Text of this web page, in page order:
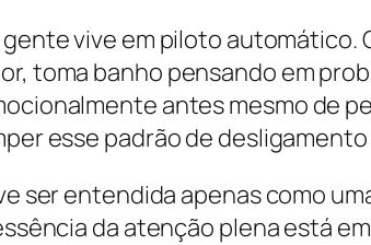
vive em piloto automático.
toma banho pensando em
antes mesmo de
esse padrão de
ser entendida apenas como
da atenção plena está